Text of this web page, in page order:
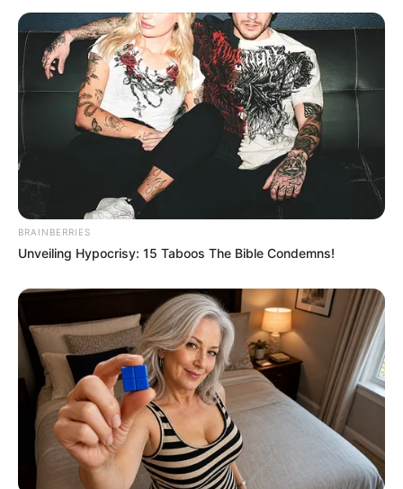
BRAINBERRIES
Unveiling Hypocrisy: 15 Taboos The Bible Condemns!